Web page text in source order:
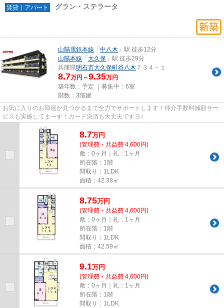
賃貸｜アパート グラン・ステラータ
山陽電鉄本線 「 中八木 」駅 徒歩12分
山陽本線 「 大久保 」駅 徒歩29分
兵庫県明石市大久保町谷八木 ７３４－１
8.7万円～9.35万円
築年数：予定 ｜募集中： 6室
階数：3階建
お気に入りのお部屋が見つかるまで全力でサポートします！仲介手数料減額サー
ビスも実施してまーす！カード決済も大丈夫ですヨ♪
8.7万円
(管理費・共益費 4,600円)
敷：0ヶ月｜礼：1ヶ月
所在階：1階
間取り：1LDK
面積：42.38㎡
8.75万円
(管理費・共益費 4,600円)
敷：0ヶ月｜礼：1ヶ月
所在階：1階
間取り：1LDK
面積：42.59㎡
9.1万円
(管理費・共益費 4,600円)
敷：0ヶ月｜礼：1ヶ月
所在階：1階
間取り：1LDK